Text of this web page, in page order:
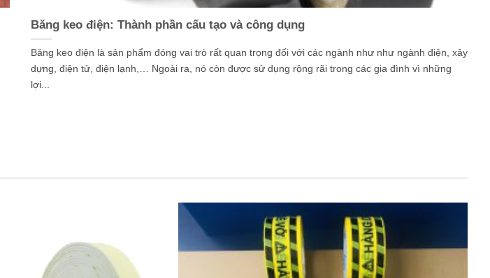
Băng keo điện: Thành phần cấu tạo và công dụng
Băng keo điện là sản phẩm đóng vai trò rất quan trọng đối với các ngành như như ngành điện, xây
dựng, điện tử, điện lạnh,… Ngoài ra, nó còn được sử dụng rộng rãi trong các gia đình vì những
lợi...